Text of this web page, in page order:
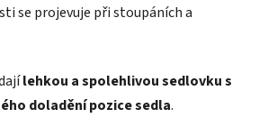
se projevuje při stoupáních a
lehkou a spolehlivou sedlovku s
doladění pozice sedla.